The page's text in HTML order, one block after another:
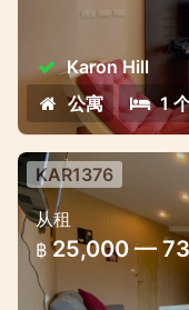
Karon Hill
公寓
1
KAR1376
从租
฿ 25,000 —